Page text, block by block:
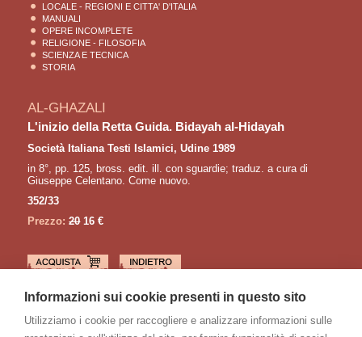
LOCALE - REGIONI E CITTA' D'ITALIA
MANUALI
OPERE INCOMPLETE
RELIGIONE - FILOSOFIA
SCIENZA E TECNICA
STORIA
AL-GHAZALI
L'inizio della Retta Guida. Bidayah al-Hidayah
Società Italiana Testi Islamici, Udine 1989
in 8°, pp. 125, bross. edit. ill. con sguardie; traduz. a cura di
Giuseppe Celentano. Come nuovo.
352/33
Prezzo: 2016 €
LETTURE CONSIGLIATE
Un santo sufi del XX secolo. Lo Sceicco Ahmad Al-'Alawi
Informazioni sui cookie presenti in questo sito
Utilizziamo i cookie per raccogliere e analizzare informazioni sulle